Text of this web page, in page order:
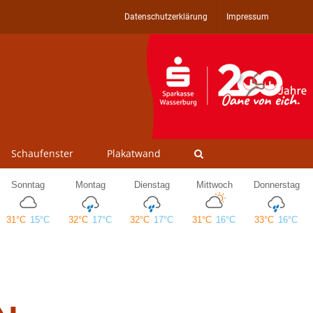
Datenschutzerklärung Impressum
Schaufenster Plakatwand